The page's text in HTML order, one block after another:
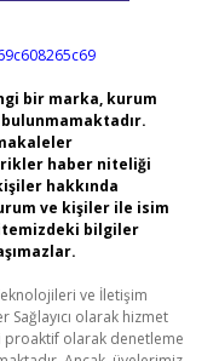
bir marka, kurum
haber niteliği
hakkında
ve kişiler ile isim
bilgiler
ve İletişim
Sağlayıcı olarak hizmet
proaktif olarak denetleme